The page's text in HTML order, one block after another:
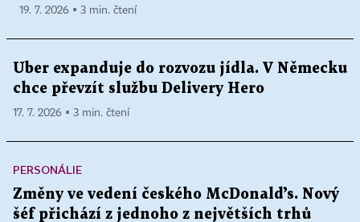
19. 7. 2026 ▪ 3 min. čtení
Uber expanduje do rozvozu jídla. V Německu
chce převzít službu Delivery Hero
17. 7. 2026 ▪ 3 min. čtení
PERSONÁLIE
Změny ve vedení českého McDonald’s. Nový
šéf přichází z jednoho z největších trhů